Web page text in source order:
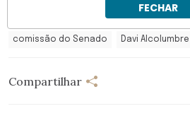
comissão do Senado Davi Alcolumbre
Compartilhar
FECHAR